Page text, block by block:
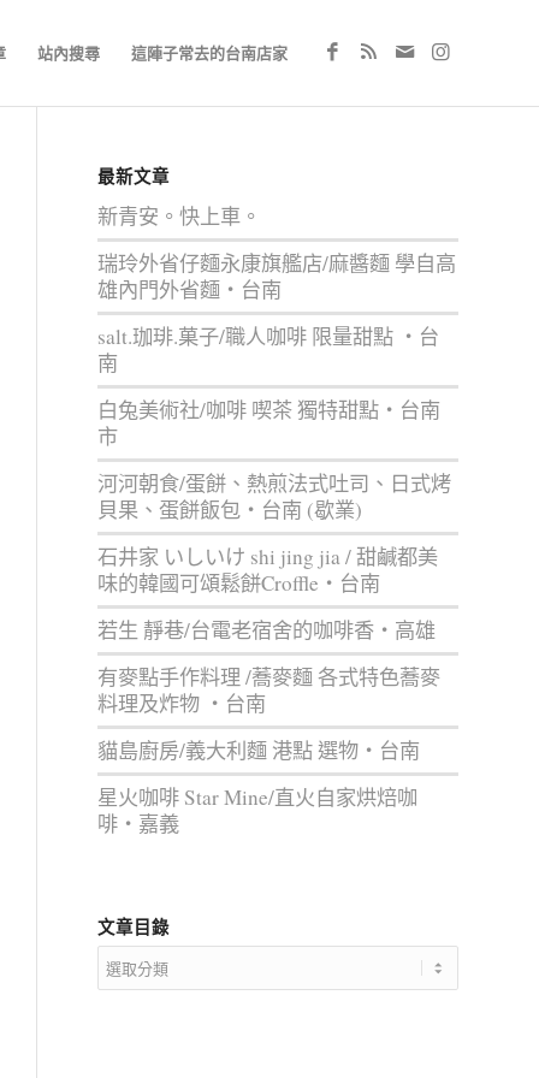
站內搜尋 這陣子常去的台南店家
最新文章
新青安。快上車。
瑞玲外省仔麵永康旗艦店/麻醬麵 學自高
雄內門外省麵‧台南
salt.珈琲.菓子/職人咖啡 限量甜點 ‧台
南
白兔美術社/咖啡 喫茶 獨特甜點‧台南
市
河河朝食/蛋餅、熱煎法式吐司、日式烤
貝果、蛋餅飯包‧台南 (歇業)
石井家 いしいけ shi jing jia / 甜鹹都美
味的韓國可頌鬆餅Croffle‧台南
若生 靜巷/台電老宿舍的咖啡香‧高雄
有麥點手作料理 /蕎麥麵 各式特色蕎麥
料理及炸物 ‧台南
貓島廚房/義大利麵 港點 選物‧台南
星火咖啡 Star Mine/直火自家烘焙咖
啡‧嘉義
文章目錄
文
章